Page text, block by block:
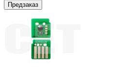
Предзаказ